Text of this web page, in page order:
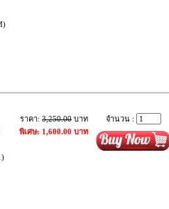
ราคา:3,250.00 บาท
พิเศษ: 1,600.00 บาท
จำนวน :